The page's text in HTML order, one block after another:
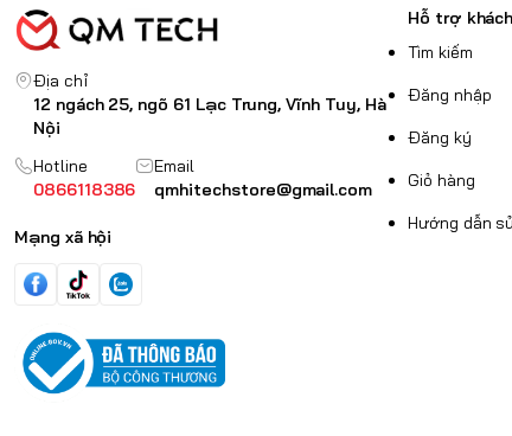
Địa chỉ
12 ngách 25, ngõ 61 Lạc Trung, Vĩnh Tuy, Hà
Nội
Hotline
0866118386
Email
qmhitechstore@gmail.com
Mạng xã hội
Hỗ trợ
Tìm kiếm
Đăng nhập
Đăng ký
Giỏ hàng
Hướng dẫn